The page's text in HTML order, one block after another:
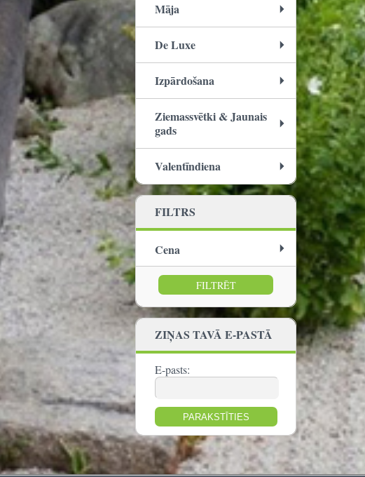
Māja
De Luxe
Izpārdošana
Ziemassvētki & Jaunais
gads
Valentīndiena
FILTRS
Cena
no: līdz:
ZIŅAS TAVĀ E-PASTĀ
E-pasts: